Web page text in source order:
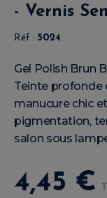
- Vernis
Réf : 5024
Gel Polish Brun
Teinte profonde
manucure chic
pigmentation,
salon sous
4,45 €